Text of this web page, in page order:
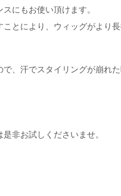
にもお使い頂けます。
とにより、ウィッグがより長
、汗でスタイリングが崩れ
非お試しくださいませ。